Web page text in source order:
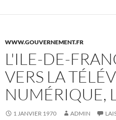
WWW.GOUVERNEMENT.FR
L'ILE-DE-
VERS LA
NUMÉRIQUE,
1 JANVIER 1970 ADMIN